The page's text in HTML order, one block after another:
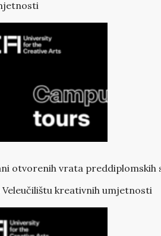
otvorenih vrata preddiplomskih
Veleučilištu kreativnih umjetnosti